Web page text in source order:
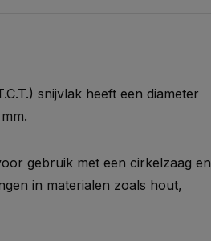
snijvlak heeft een diameter
gebruik met een cirkelzaag en
in materialen zoals hout,